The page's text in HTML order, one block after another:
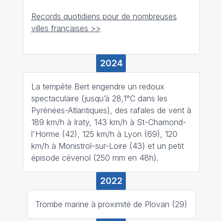
Records quotidiens pour de nombreuses
villes françaises >>
2024
La tempête Bert engendre un redoux
spectaculaire (jusqu’à 28,1°C dans les
Pyrénées-Atlantiques), des rafales de vent à
189 km/h à Iraty, 143 km/h à St-Chamond-
l'Horme (42), 125 km/h à Lyon (69), 120
km/h à Monistrol-sur-Loire (43) et un petit
épisode cévenol (250 mm en 48h).
2022
Trombe marine à proximité de Plovan (29)